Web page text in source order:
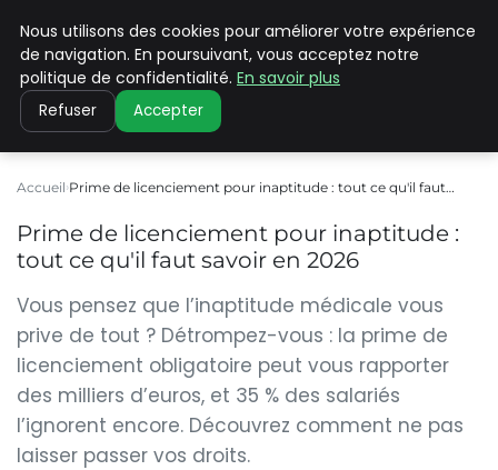
CLIMATE C ADVANCED
Accueil Prime de licenciement pour inaptitude : tout ce qu'il faut…
Prime de licenciement pour inaptitude :
tout ce qu'il faut savoir en 2026
Vous pensez que l’inaptitude médicale vous
prive de tout ? Détrompez-vous : la prime de
licenciement obligatoire peut vous rapporter
des milliers d’euros, et 35 % des salariés
l’ignorent encore. Découvrez comment ne pas
laisser passer vos droits.
Nous utilisons des cookies pour améliorer votre expérience
de navigation. En poursuivant, vous acceptez notre
politique de confidentialité. En savoir plus
Refuser Accepter